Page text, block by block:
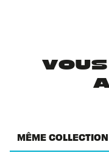
MÊME COLLECTION